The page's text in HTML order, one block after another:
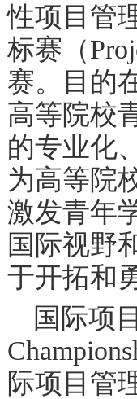
性项目管
标赛（
赛。目的
高等院校
的专业化
为高等院
激发青年
国际视野
于开拓和
国际项
际项目管